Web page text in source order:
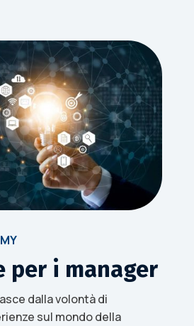
per i manager
dalla volontà di
sul mondo della